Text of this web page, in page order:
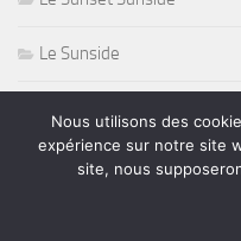
Le Sunside
Lenny White
Nous utilisons des
expérience sur notre site
site, nous